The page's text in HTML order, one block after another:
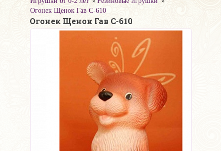
Огонек Щенок Гав С-610
Огонек Щенок Гав С-610